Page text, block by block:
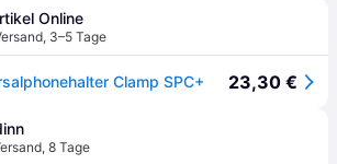
Online
, 3–5 Tage
Clamp SPC+ 23,30 €
, 8 Tage